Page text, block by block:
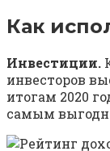
Как
Инвестиции.
инвесторов
итогам 2020
самым